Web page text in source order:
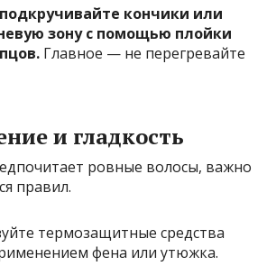
кончики или
зону с помощью плойки
Главное — не перегревайте
и гладкость
ровные волосы, важно
правил.
термозащитные средства
фена или утюжка.